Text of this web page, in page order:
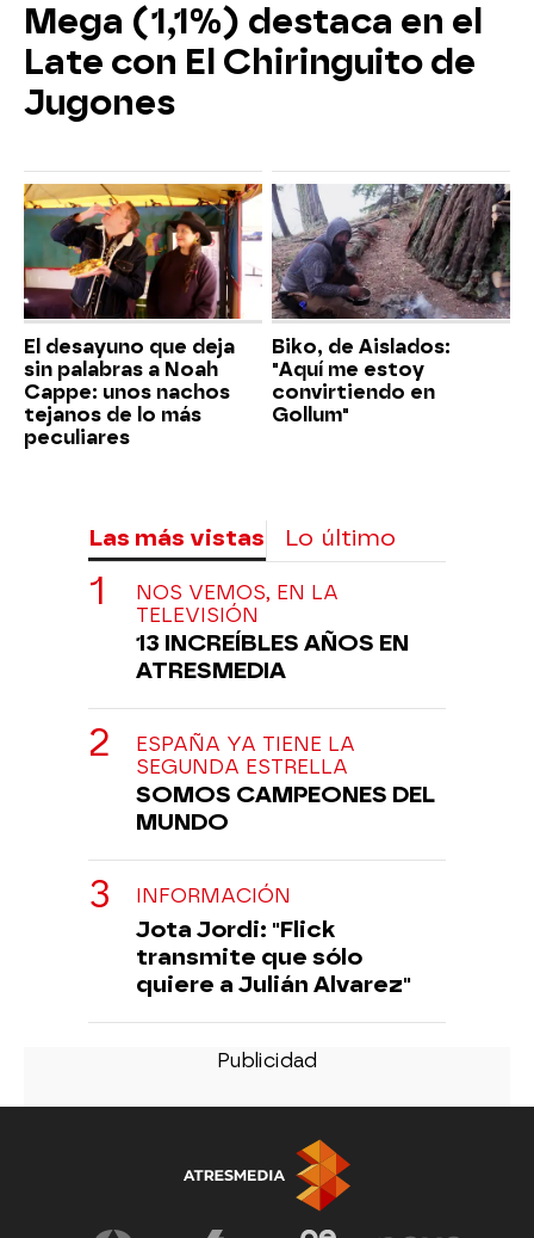
Mega (1,1%) destaca en el
Late con El Chiringuito de
Jugones
El desayuno que deja
sin palabras a Noah
Cappe: unos nachos
tejanos de lo más
peculiares
Biko, de Aislados:
"Aquí me estoy
convirtiendo en
Gollum"
Las más vistas Lo último
NOS VEMOS, EN LA
TELEVISIÓN
13 INCREÍBLES AÑOS EN
ATRESMEDIA
ESPAÑA YA TIENE LA
SEGUNDA ESTRELLA
SOMOS CAMPEONES DEL
MUNDO
INFORMACIÓN
Jota Jordi: "Flick
transmite que sólo
quiere a Julián Alvarez"